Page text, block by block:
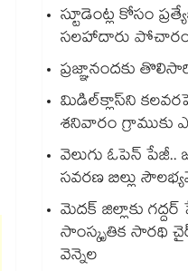
స్టూడెంట్ల కోసం
సలహాదారు
ప్రజ్ఞానందకు
మిడిల్‌క్లాస్‌ని
శనివారం గ్రాముకు
వెలుగు ఓపెన్
సవరణ బిల్లు
మెదక్ జిల్లాకు
సాంస్కృతిక సారథి
వెన్నెల